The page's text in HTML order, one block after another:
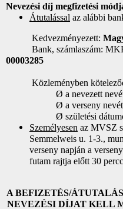
Nevezési díj megfizetési
Átutalással az alábbi
Kedvezményezett:
Bank, számlaszám:
00003285
Közleményben
Ø a nevezett
Ø a verseny
Ø születési
Személyesen az MVSZ
Semmelweis u. 1-3.,
verseny napján a
futam rajtja előtt 30
A BEFIZETÉS/
NEVEZÉSI DÍJAT KELL